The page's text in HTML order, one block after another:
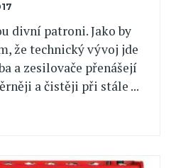
divní patroni. Jako by
že technický vývoj jde
a zesilovače přenášejí
a čistěji při stále ...